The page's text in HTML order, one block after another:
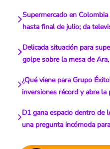
Supermercado en
hasta final de julio; da
Delicada situación para
golpe sobre la mesa de
¿Qué viene para Grupo
inversiones récord y abre la
D1 gana espacio dentro de
una pregunta incómoda